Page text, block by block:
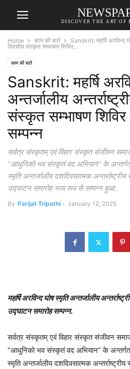
DISCOVER THE ART OF
Home काम की बातें
Sanskrit: महर्षि अरविन्द
दिवसीय संस्कृत सम्भाषण शिविर...
काम की बातें
Sanskrit: महर्षि
अन्तर्जालीय
संस्कृत सम्भाषण
सम्पन्न
सर्वत्र संस्कृतम् एवं विहार संस्कृत संजीवन
"आधुनिको भव संस्कृतं वद अभियान" के अन्तर्गत
स्मृति अन्तर्जालीय दशदिवसात्मक
उद्घाटन समारोह भव्य रूप से सम्पन्न हुआ..
By Parijat Tripathi - January 12, 2025
महर्षि अरविन्द घोष स्मृति अन्तर्जालीय
उद्घाटन समारोह सम्पन्न.
सर्वत्र संस्कृतम् एवं विहार संस्कृत संजीवन
“आधुनिको भव संस्कृतं वद अभियान” के अन्तर्गत
स्मृति अन्तर्जालीय दशदिवसात्मक